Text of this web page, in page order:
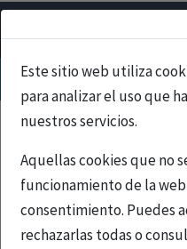
Este sitio web utiliza
para analizar el uso que
nuestros servicios.
Aquellas cookies que no
funcionamiento de la
consentimiento. Puedes
rechazarlas todas o